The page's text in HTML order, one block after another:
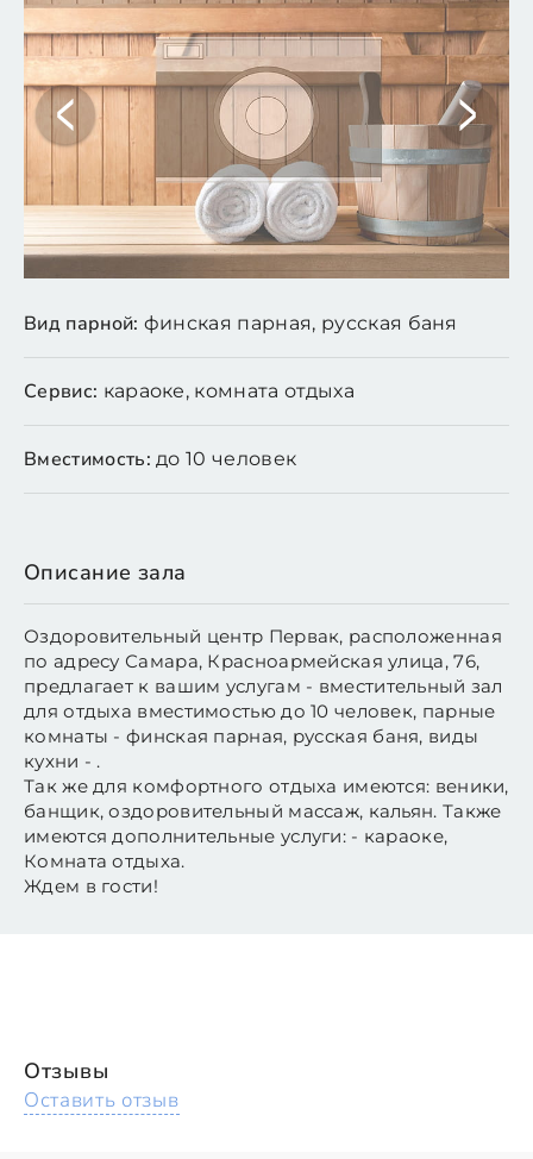
Вид парной: финская парная, русская баня
Сервис: караоке, комната отдыха
Вместимость: до 10 человек
Описание зала
Оздоровительный центр Первак, расположенная
по адресу Самара, Красноармейская улица, 76,
предлагает к вашим услугам - вместительный зал
для отдыха вместимостью до 10 человек, парные
комнаты - финская парная, русская баня, виды
кухни - .
Так же для комфортного отдыха имеются: веники,
банщик, оздоровительный массаж, кальян. Также
имеются дополнительные услуги: - караоке,
Комната отдыха.
Ждем в гости!
Отзывы
Оставить отзыв